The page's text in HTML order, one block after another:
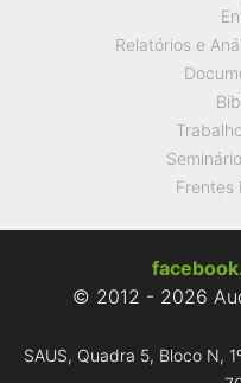
Relatórios e
Frentes
© 2012 - 2026
SAUS, Quadra 5, Bloco N,